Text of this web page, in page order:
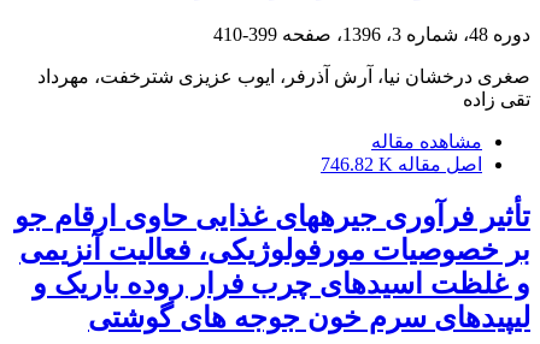
دوره 48، شماره 3، 1396، صفحه 399-410
صغری درخشان نیا، آرش آذرفر، ایوب عزیزی شترخفت، مهرداد
تقی زاده
مشاهده مقاله
اصل مقاله 746.82 K
تأثیر فرآوری جیرههای غذایی حاوی ارقام جو
بر خصوصیات مورفولوژیکی، فعالیت آنزیمی
و غلظت اسیدهای چرب فرار روده باریک و
لیپیدهای سرم خون جوجه های گوشتی